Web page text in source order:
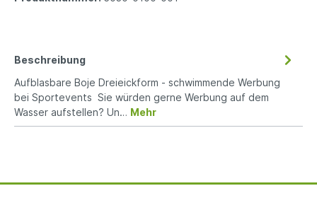
Beschreibung
Aufblasbare Boje Dreieickform - schwimmende Werbung
bei Sportevents Sie würden gerne Werbung auf dem
Wasser aufstellen? Un… Mehr